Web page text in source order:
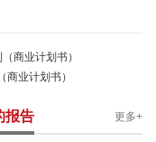
商业计划书）
业计划书）
报告 更多+